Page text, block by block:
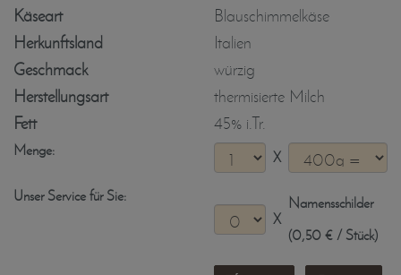
Käseart
Blauschimmelkäse
Herkunftsland
Italien
Geschmack
würzig
Herstellungsart
thermisierte Milch
Fett
45% i.Tr.
Menge: X
Unser Service für Sie:
X
Namensschilder
(0,50 € / Stück)